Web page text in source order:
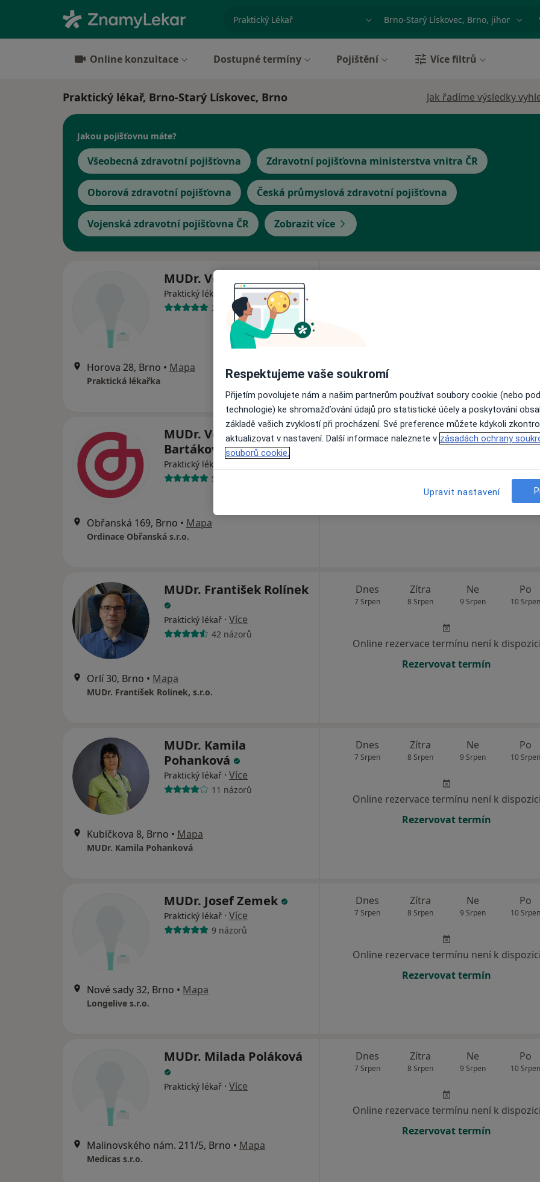
specializace, nemoc nebo příjmení Město nebo region
Online konzultace Dostupné termíny Pojištění Více filtrů
Praktický lékař, Brno-Starý Lískovec, Brno Jak řadíme výsledky
Jakou pojišťovnu máte?
Všeobecná zdravotní pojišťovna Zdravotní pojišťovna ministerstva vnitra ČR
Oborová zdravotní pojišťovna Česká průmyslová zdravotní pojišťovna
Vojenská zdravotní pojišťovna ČR Zobrazit více
MUDr. Věra Musilová
Praktický lékař
26 názorů
Horova 28, Brno • Mapa
Praktická lékařka
MUDr. Vendula
Bartáková
Praktický lékař
5 názorů
Obřanská 169, Brno • Mapa
Ordinace Obřanská s.r.o.
Dnes Zítra Ne
9 Srpen
Po
10
Online rezervace termínu není k
MUDr. František Rolínek
Praktický lékař · Více
42 názorů
Orlí 30, Brno • Mapa
MUDr. František Rolinek, s.r.o.
Dnes
7 Srpen
Zítra
8 Srpen
Ne
9 Srpen
Po
10 Srpen
Online rezervace termínu není k dispozici
Rezervovat termín
MUDr. Kamila
Pohanková
Praktický lékař · Více
11 názorů
Kubíčkova 8, Brno • Mapa
MUDr. Kamila Pohanková
Dnes
7 Srpen
Zítra
8 Srpen
Ne
9 Srpen
Po
10 Srpen
Online rezervace termínu není k dispozici
Rezervovat termín
MUDr. Josef Zemek
Praktický lékař · Více
9 názorů
Nové sady 32, Brno • Mapa
Longelive s.r.o.
Dnes
7 Srpen
Zítra
8 Srpen
Ne
9 Srpen
Po
10 Srpen
Online rezervace termínu není k dispozici
Rezervovat termín
MUDr. Milada Poláková
Praktický lékař · Více
Malinovského nám. 211/5, Brno • Mapa
Medicas s.r.o.
Dnes
7 Srpen
Zítra
8 Srpen
Ne
9 Srpen
Po
10 Srpen
Online rezervace termínu není k dispozici
Rezervovat termín
Respektujeme vaše soukromí
Přijetím povolujete nám a našim partnerům používat soubory cookie (nebo
technologie) ke shromažďování údajů pro statistické účely a poskytování
základě vašich zvyklostí při procházení. Své preference můžete kdykoli
aktualizovat v nastavení. Další informace naleznete v zásadách ochrany
souborů cookie.
Upravit nastavení